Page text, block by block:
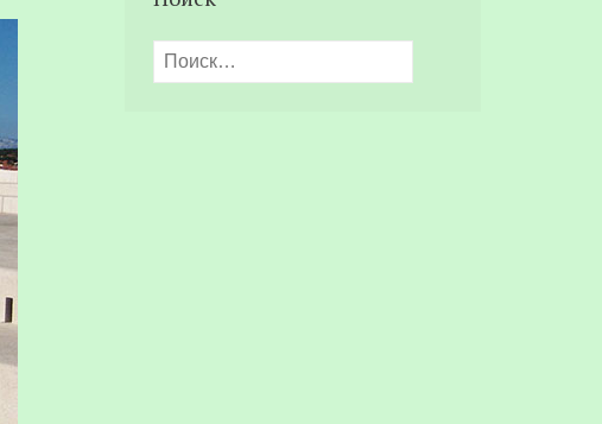
Найти: